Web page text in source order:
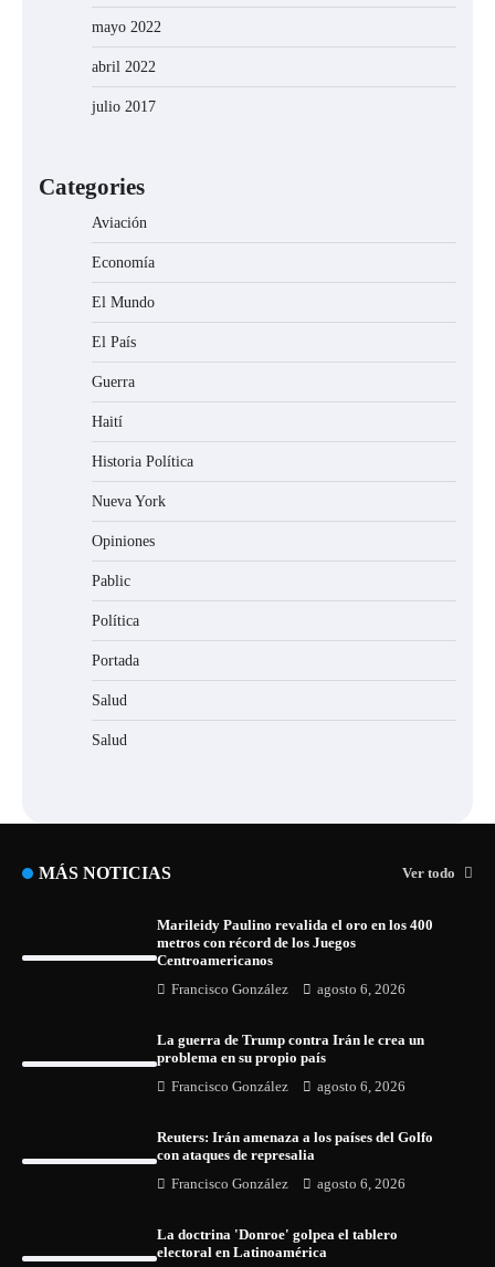
mayo 2022
abril 2022
julio 2017
Categories
Aviación
Economía
El Mundo
El País
Guerra
Haití
Historia Política
Nueva York
Opiniones
Pablic
Política
Portada
Salud
Salud
MÁS NOTICIAS Ver todo
Marileidy Paulino revalida el oro en los 400
metros con récord de los Juegos
Centroamericanos
Francisco González agosto 6, 2026
La guerra de Trump contra Irán le crea un
problema en su propio país
Francisco González agosto 6, 2026
Reuters: Irán amenaza a los países del Golfo
con ataques de represalia
Francisco González agosto 6, 2026
La doctrina 'Donroe' golpea el tablero
electoral en Latinoamérica